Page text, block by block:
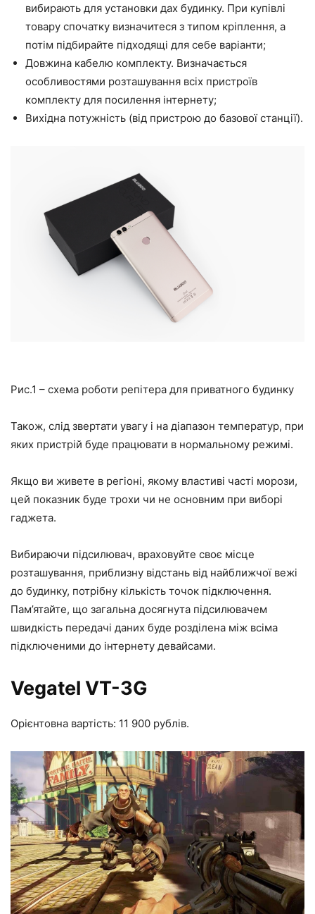
вибирають для установки дах будинку. При купівлі
товару спочатку визначитеся з типом кріплення, а
потім підбирайте підходящі для себе варіанти;
Довжина кабелю комплекту. Визначається
особливостями розташування всіх пристроїв
комплекту для посилення інтернету;
Вихідна потужність (від пристрою до базової станції).
Рис.1 – схема роботи репітера для приватного будинку
Також, слід звертати увагу і на діапазон температур, при
яких пристрій буде працювати в нормальному режимі.
Якщо ви живете в регіоні, якому властиві часті морози,
цей показник буде трохи чи не основним при виборі
гаджета.
Вибираючи підсилювач, враховуйте своє місце
розташування, приблизну відстань від найближчої вежі
до будинку, потрібну кількість точок підключення.
Пам’ятайте, що загальна досягнута підсилювачем
швидкість передачі даних буде розділена між всіма
підключеними до інтернету девайсами.
Vegatel VT-3G
Орієнтовна вартість: 11 900 рублів.